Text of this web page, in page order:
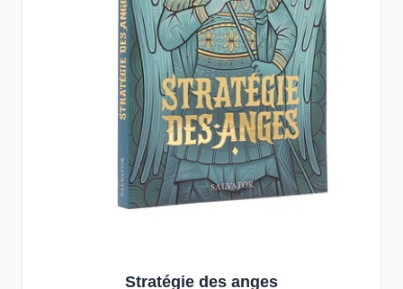
Stratégie des anges